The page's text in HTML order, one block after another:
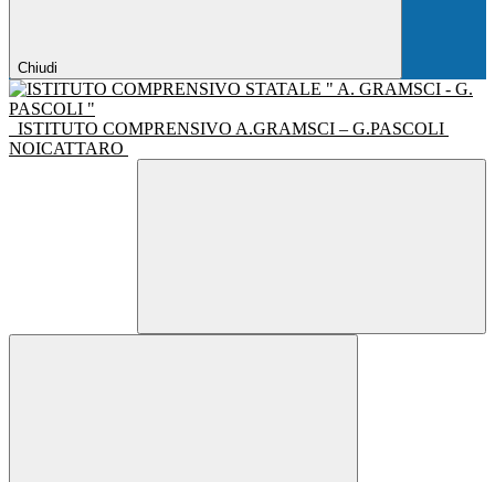
Chiudi
ISTITUTO COMPRENSIVO A.GRAMSCI – G.PASCOLI
NOICATTARO